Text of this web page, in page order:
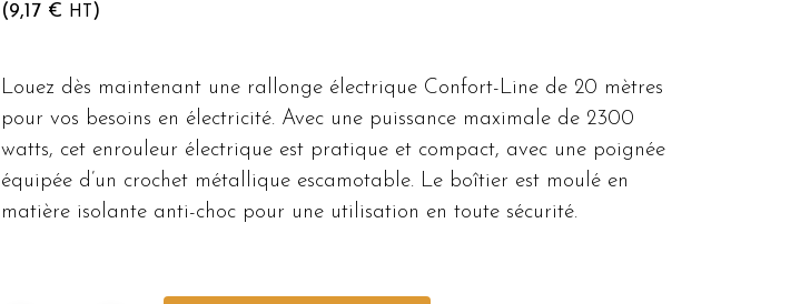
(9,17 € HT )
Louez dès maintenant une rallonge électrique Confort-Line de 20 mètres
pour vos besoins en électricité. Avec une puissance maximale de 2300
watts, cet enrouleur électrique est pratique et compact, avec une poignée
équipée d’un crochet métallique escamotable. Le boîtier est moulé en
matière isolante anti-choc pour une utilisation en toute sécurité.